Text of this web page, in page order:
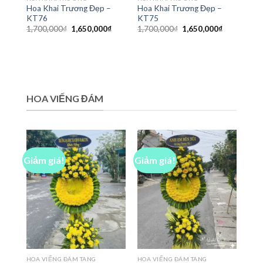
Hoa Khai Trương Đẹp –
KT76
1,700,000₫ Giá
gốc
1,650,000₫Giá
Hoa Khai Trương Đẹp –
KT75
1,700,000₫ Giá
gốc
1,650,000₫Giá
HOA VIẾNG ĐÁM
Giảm giá!
HOA VIẾNG ĐÁM TANG
Giảm giá!
HOA VIẾNG ĐÁM TANG